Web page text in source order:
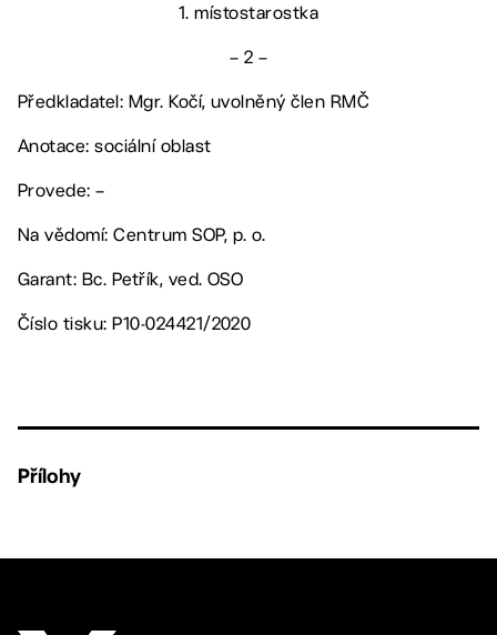
1. místostarostka
– 2 –
Předkladatel: Mgr. Kočí, uvolněný člen RMČ
Anotace: sociální oblast
Provede: –
Na vědomí: Centrum SOP, p. o.
Garant: Bc. Petřík, ved. OSO
Číslo tisku: P10-024421/2020
Přílohy